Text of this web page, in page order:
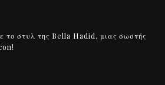
το στυλ της Bella Hadid, μιας σωστής